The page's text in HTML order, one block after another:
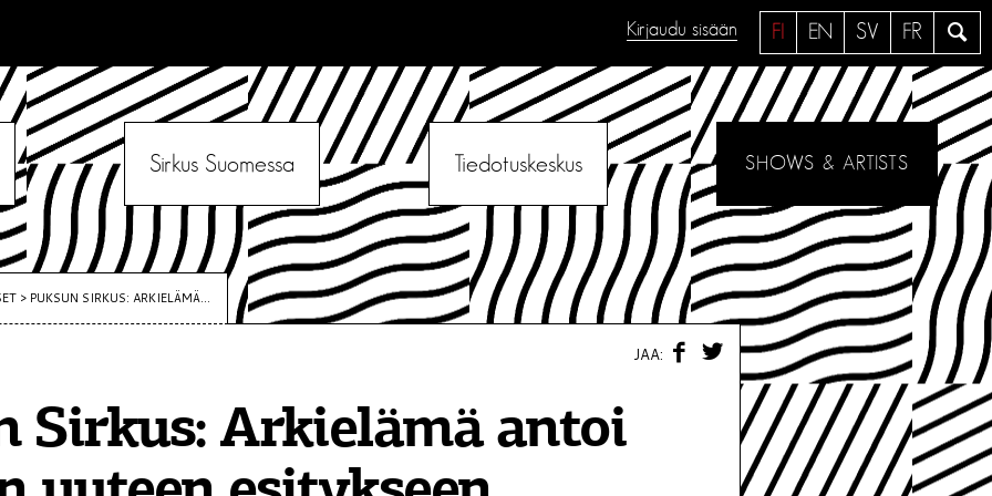
a
e
FI EN SV FR
Kirjaudu sisään
Sirkus Suomessa Tiedotuskeskus SHOWS & ARTISTS
> PUKSUN SIRKUS: ARKIELÄMÄ...
Sirkus: Arkielämä antoi
JAA:
F
W